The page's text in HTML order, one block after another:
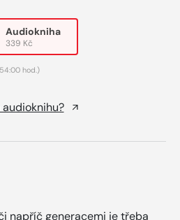
Audiokniha
339 Kč
hod.)
audioknihu?
napříč generacemi je třeba